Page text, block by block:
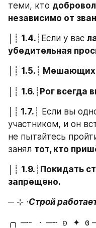
теми, кто
независимо от
│┊ 1.4. ┊Если у вас
убедительная
│┊ 1.5. ┊ Мешающих
│┊ 1.6. ┊ Рог всегда
│┊ 1.7. ┊ Если вы
участником, и он
не пытайтесь
занял тот, кто
│┊ 1.9. ┊ Покидать
запрещено.
─ ⊹ ⋅Строй
╭╮ ─┄   ·  ─┄  ᨧ  ✦  ɞ